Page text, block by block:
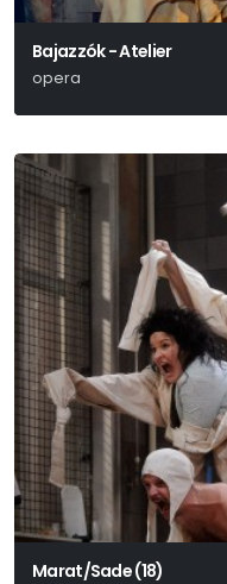
Bajazzók - Atelier
opera
Marat/Sade (18)